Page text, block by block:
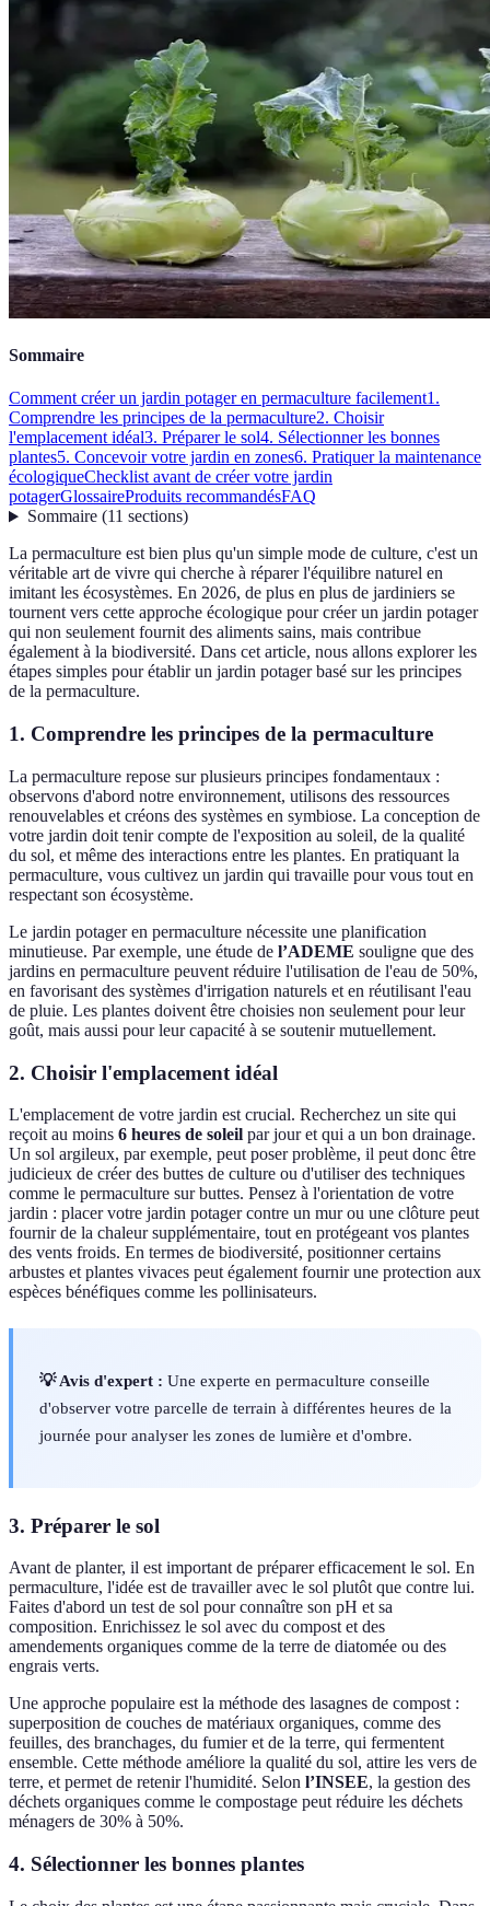
Sommaire
Comment créer un jardin potager en permaculture facilement1.
Comprendre les principes de la permaculture2. Choisir
l'emplacement idéal3. Préparer le sol4. Sélectionner les bonnes
plantes5. Concevoir votre jardin en zones6. Pratiquer la maintenance
écologiqueChecklist avant de créer votre jardin
potagerGlossaireProduits recommandésFAQ
Sommaire(11 sections)
La permaculture est bien plus qu'un simple mode de culture, c'est un
véritable art de vivre qui cherche à réparer l'équilibre naturel en
imitant les écosystèmes. En 2026, de plus en plus de jardiniers se
tournent vers cette approche écologique pour créer un jardin potager
qui non seulement fournit des aliments sains, mais contribue
également à la biodiversité. Dans cet article, nous allons explorer les
étapes simples pour établir un jardin potager basé sur les principes
de la permaculture.
1. Comprendre les principes de la permaculture
La permaculture repose sur plusieurs principes fondamentaux :
observons d'abord notre environnement, utilisons des ressources
renouvelables et créons des systèmes en symbiose. La conception de
votre jardin doit tenir compte de l'exposition au soleil, de la qualité
du sol, et même des interactions entre les plantes. En pratiquant la
permaculture, vous cultivez un jardin qui travaille pour vous tout en
respectant son écosystème.
Le jardin potager en permaculture nécessite une planification
minutieuse. Par exemple, une étude de l’ADEME souligne que des
jardins en permaculture peuvent réduire l'utilisation de l'eau de 50%,
en favorisant des systèmes d'irrigation naturels et en réutilisant l'eau
de pluie. Les plantes doivent être choisies non seulement pour leur
goût, mais aussi pour leur capacité à se soutenir mutuellement.
2. Choisir l'emplacement idéal
L'emplacement de votre jardin est crucial. Recherchez un site qui
reçoit au moins 6 heures de soleil par jour et qui a un bon drainage.
Un sol argileux, par exemple, peut poser problème, il peut donc être
judicieux de créer des buttes de culture ou d'utiliser des techniques
comme le permaculture sur buttes. Pensez à l'orientation de votre
jardin : placer votre jardin potager contre un mur ou une clôture peut
fournir de la chaleur supplémentaire, tout en protégeant vos plantes
des vents froids. En termes de biodiversité, positionner certains
arbustes et plantes vivaces peut également fournir une protection aux
espèces bénéfiques comme les pollinisateurs.
💡 Avis d'expert : Une experte en permaculture conseille
d'observer votre parcelle de terrain à différentes heures de la
journée pour analyser les zones de lumière et d'ombre.
3. Préparer le sol
Avant de planter, il est important de préparer efficacement le sol. En
permaculture, l'idée est de travailler avec le sol plutôt que contre lui.
Faites d'abord un test de sol pour connaître son pH et sa
composition. Enrichissez le sol avec du compost et des
amendements organiques comme de la terre de diatomée ou des
engrais verts.
Une approche populaire est la méthode des lasagnes de compost :
superposition de couches de matériaux organiques, comme des
feuilles, des branchages, du fumier et de la terre, qui fermentent
ensemble. Cette méthode améliore la qualité du sol, attire les vers de
terre, et permet de retenir l'humidité. Selon l’INSEE, la gestion des
déchets organiques comme le compostage peut réduire les déchets
ménagers de 30% à 50%.
4. Sélectionner les bonnes plantes